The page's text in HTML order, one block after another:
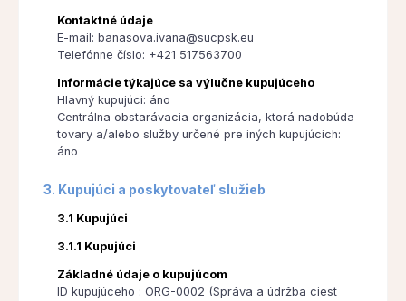
Kontaktné údaje
E-mail: banasova.ivana@sucpsk.eu
Telefónne číslo: +421 517563700
Informácie týkajúce sa výlučne kupujúceho
Hlavný kupujúci: áno
Centrálna obstarávacia organizácia, ktorá nadobúda
tovary a/alebo služby určené pre iných kupujúcich:
áno
3. Kupujúci a poskytovateľ služieb
3.1 Kupujúci
3.1.1 Kupujúci
Základné údaje o kupujúcom
ID kupujúceho : ORG-0002 (Správa a údržba ciest